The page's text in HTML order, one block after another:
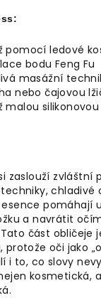
pomocí ledové
bodu Feng Fu
masážní
nebo čajovou
malou
zaslouží zvláštní
chladivé
pomáhají
a navrátit
část obličeje
protože oči jako
i to, co slovy
kosmetická,